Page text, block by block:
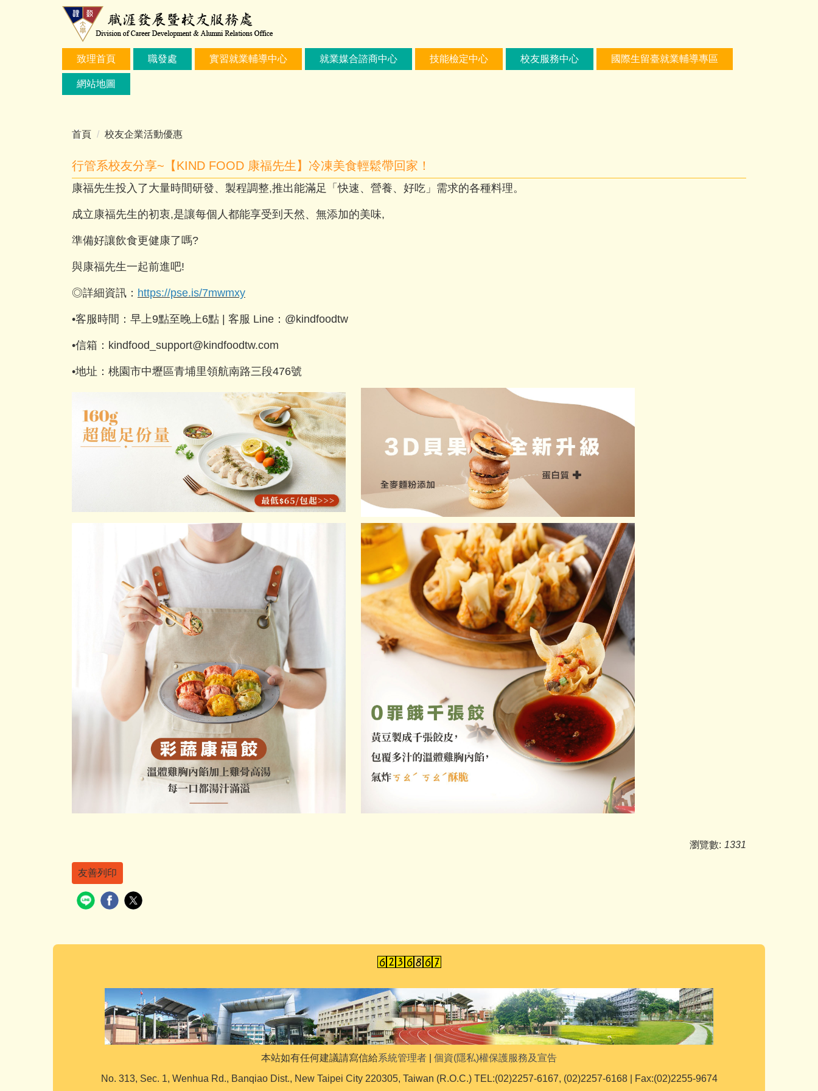
致理首頁 職發處 實習就業輔導中心 就業媒合諮商中心 技能檢定中心 校友服務中心 國際生留臺就業輔導專區
網站地圖
首頁 校友企業活動優惠
行管系校友分享~【KIND FOOD 康福先生】冷凍美食輕鬆帶回家！
康福先生投入了大量時間研發、製程調整,推出能滿足「快速、營養、好吃」需求的各種料理。
成立康福先生的初衷,是讓每個人都能享受到天然、無添加的美味,
準備好讓飲食更健康了嗎?
與康福先生一起前進吧!
◎詳細資訊： https://pse.is/7mwmxy
•客服時間：早上9點至晚上6點 | 客服 Line：@kindfoodtw
•信箱：kindfood_support@kindfoodtw.com
•地址：桃園市中壢區青埔里領航南路三段476號
瀏覽數: 1331
友善列印
本站如有任何建議請寫信給系統管理者
個資(隱私)權保護服務及宣告
No. 313, Sec. 1, Wenhua Rd., Banqiao Dist., New Taipei City 220305, Taiwan (R.O.C.) TEL:(02)2257-6167, (02)2257-6168 | Fax:(02)2255-9674